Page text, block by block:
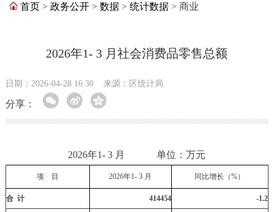
首页 > 政务公开 > 数据 > 统计数据 > 商业
2026年1- 3 月社会消费品零售总额
日期：2026-04-28 16:30 来源：区统计局
分享：
2026年1- 3 月 单位：万元
项 目 2026年1- 3 月 同比增长 （%）
合 计 414454 -1.2